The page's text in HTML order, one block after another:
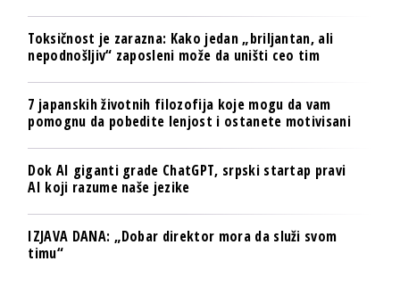
Toksičnost je zarazna: Kako jedan „briljantan, ali
nepodnošljiv“ zaposleni može da uništi ceo tim
7 japanskih životnih filozofija koje mogu da vam
pomognu da pobedite lenjost i ostanete motivisani
Dok AI giganti grade ChatGPT, srpski startap pravi
AI koji razume naše jezike
IZJAVA DANA: „Dobar direktor mora da služi svom
timu“